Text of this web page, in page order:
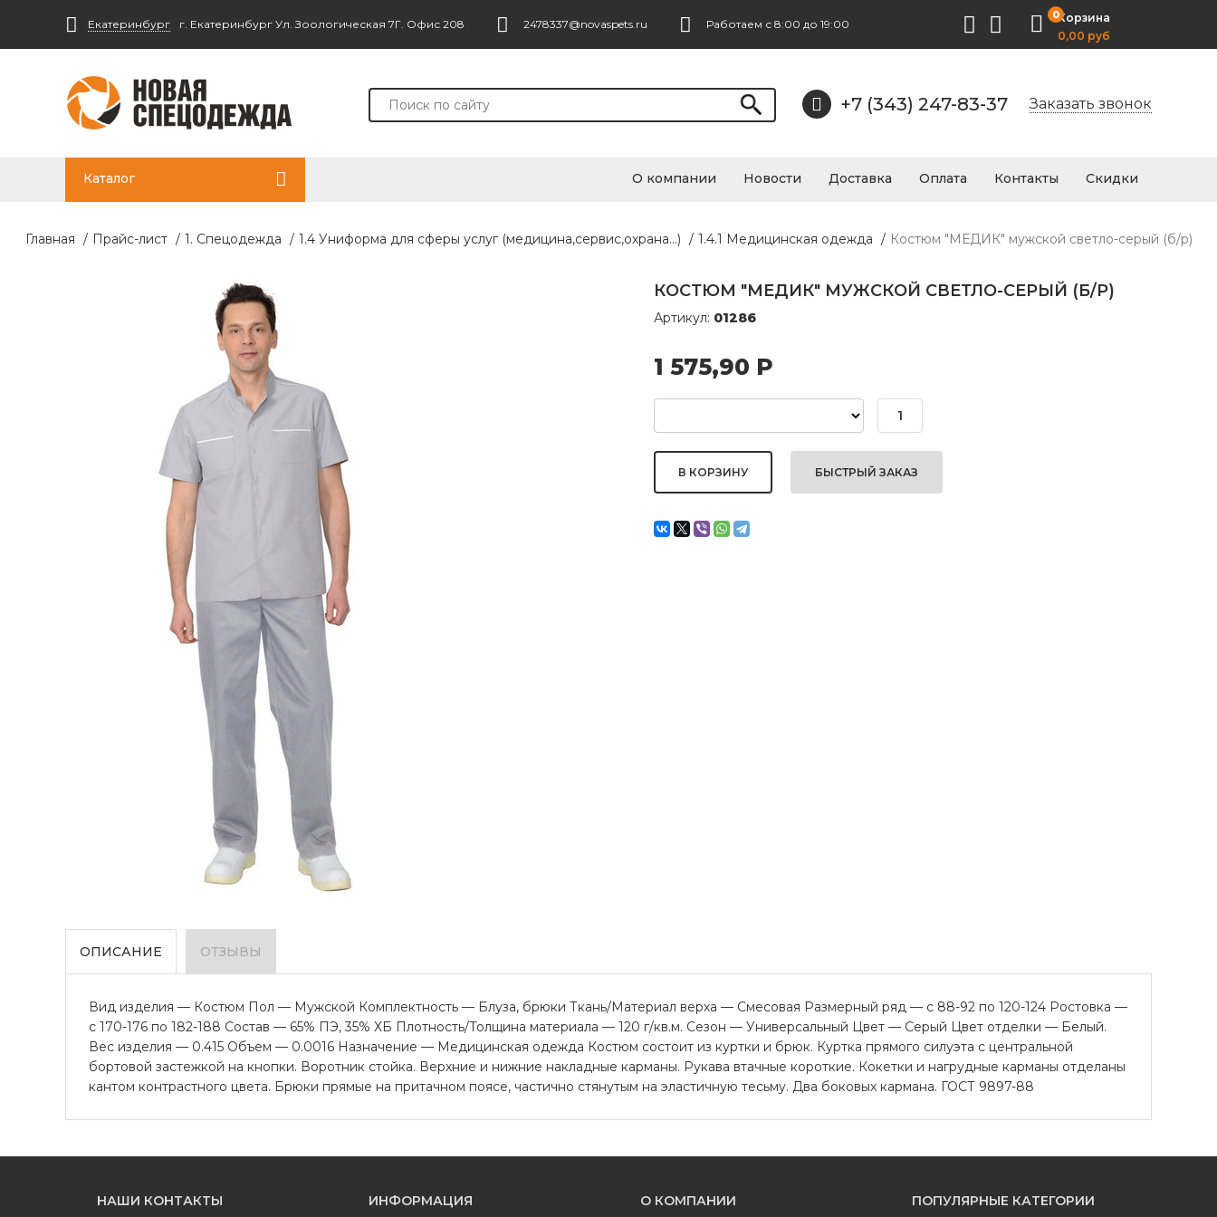
Екатеринбург г. Екатеринбург Ул. Зоологическая 7Г. Офис 208 2478337@novaspets.ru Работаем с 8:00 до 19:00
0Корзина
0,00 руб
+7 (343) 247-83-37 Заказать звонок
Каталог О компании Новости Доставка Оплата Контакты Скидки
Главная / Прайс-лист / 1. Спецодежда / 1.4 Униформа для сферы услуг (медицина,сервис,охрана...) / 1.4.1 Медицинская одежда / Костюм "МЕДИК" мужской светло-серый (б/р)
КОСТЮМ "МЕДИК" МУЖСКОЙ СВЕТЛО-СЕРЫЙ (Б/Р)
Артикул: 01286
1 575,90 Р
БЫСТРЫЙ ЗАКАЗ
ОПИСАНИЕ ОТЗЫВЫ
Вид изделия — Костюм Пол — Мужской Комплектность — Блуза, брюки Ткань/Материал верха — Смесовая Размерный ряд — с 88-92 по 120-124 Ростовка —
с 170-176 по 182-188 Состав — 65% ПЭ, 35% ХБ Плотность/Толщина материала — 120 г/кв.м. Сезон — Универсальный Цвет — Серый Цвет отделки — Белый.
Вес изделия — 0.415 Объем — 0.0016 Назначение — Медицинская одежда Костюм состоит из куртки и брюк. Куртка прямого силуэта с центральной
бортовой застежкой на кнопки. Воротник стойка. Верхние и нижние накладные карманы. Рукава втачные короткие. Кокетки и нагрудные карманы отделаны
кантом контрастного цвета. Брюки прямые на притачном поясе, частично стянутым на эластичную тесьму. Два боковых кармана. ГОСТ 9897-88
НАШИ КОНТАКТЫ ИНФОРМАЦИЯ О КОМПАНИИ ПОПУЛЯРНЫЕ КАТЕГОРИИ